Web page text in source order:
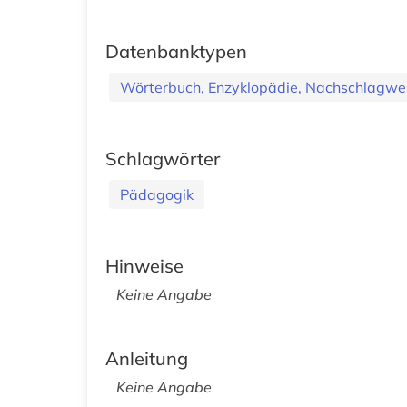
Datenbanktypen
Wörterbuch, Enzyklopädie,
Schlagwörter
Pädagogik
Hinweise
Keine Angabe
Anleitung
Keine Angabe